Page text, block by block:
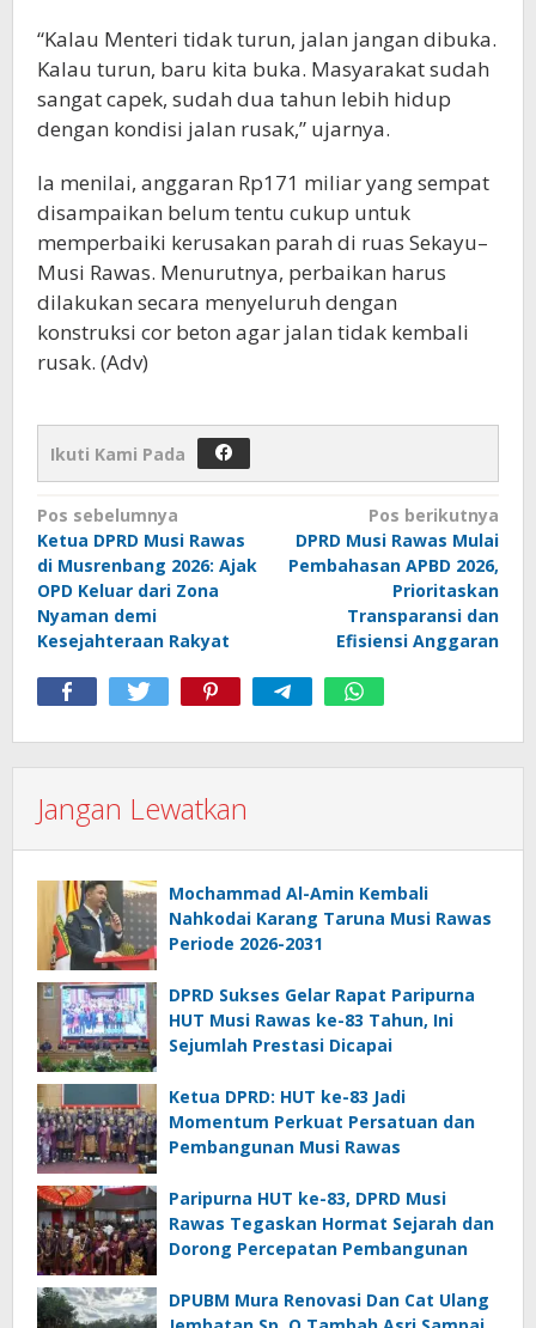
“Kalau Menteri tidak turun, jalan jangan dibuka.
Kalau turun, baru kita buka. Masyarakat sudah
sangat capek, sudah dua tahun lebih hidup
dengan kondisi jalan rusak,” ujarnya.
Ia menilai, anggaran Rp171 miliar yang sempat
disampaikan belum tentu cukup untuk
memperbaiki kerusakan parah di ruas Sekayu–
Musi Rawas. Menurutnya, perbaikan harus
dilakukan secara menyeluruh dengan
konstruksi cor beton agar jalan tidak kembali
rusak. (Adv)
Ikuti Kami Pada
Navigasi
pos
Pos sebelumnya
Ketua DPRD Musi Rawas
di Musrenbang 2026: Ajak
OPD Keluar dari Zona
Nyaman demi
Kesejahteraan Rakyat
Pos berikutnya
DPRD Musi Rawas Mulai
Pembahasan APBD 2026,
Prioritaskan
Transparansi dan
Efisiensi Anggaran
Jangan Lewatkan
Mochammad Al-Amin Kembali
Nahkodai Karang Taruna Musi Rawas
Periode 2026-2031
DPRD Sukses Gelar Rapat Paripurna
HUT Musi Rawas ke-83 Tahun, Ini
Sejumlah Prestasi Dicapai
Ketua DPRD: HUT ke-83 Jadi
Momentum Perkuat Persatuan dan
Pembangunan Musi Rawas
Paripurna HUT ke-83, DPRD Musi
Rawas Tegaskan Hormat Sejarah dan
Dorong Percepatan Pembangunan
DPUBM Mura Renovasi Dan Cat Ulang